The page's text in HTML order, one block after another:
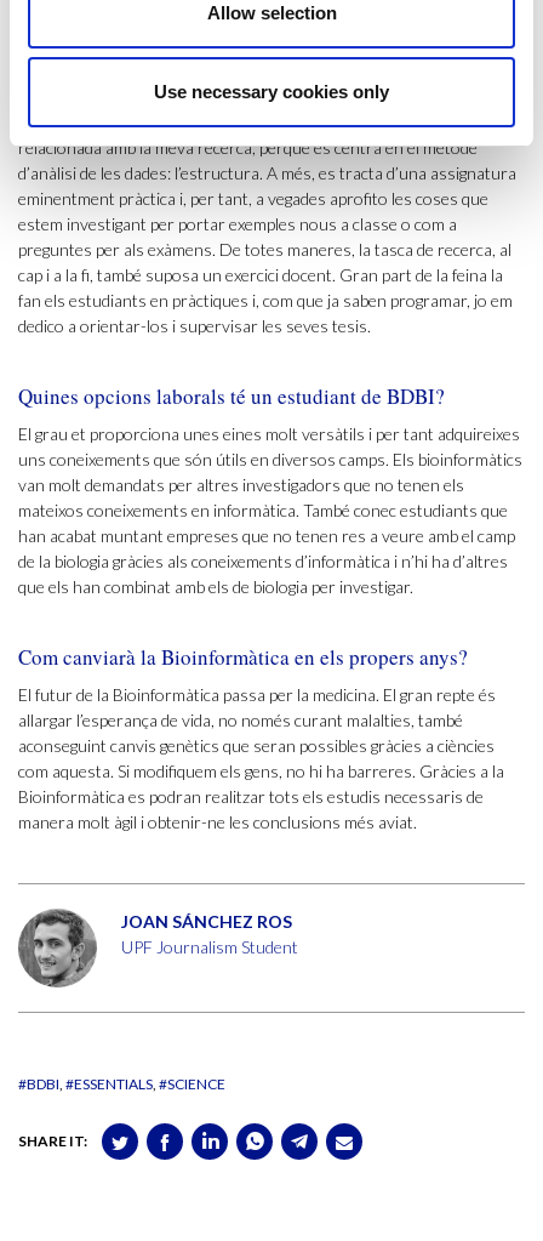
Allow selection
Use necessary cookies only
Com relaciones la recerca amb la docència?
A l’assignatura de Bioinformàtica estructural, una de les coses que
analitzar-les, també fer-ne el model, construir-ne l’estructura i
després interpretar-la. És per això que aquesta assignatura està molt
relacionada amb la meva recerca, perquè es centra en el mètode
d’anàlisi de les dades: l’estructura. A més, es tracta d’una assignatura
eminentment pràctica i, per tant, a vegades aprofito les coses que
estem investigant per portar exemples nous a classe o com a
preguntes per als exàmens. De totes maneres, la tasca de recerca, al
cap i a la fi, també suposa un exercici docent. Gran part de la feina la
fan els estudiants en pràctiques i, com que ja saben programar, jo em
dedico a orientar-los i supervisar les seves tesis.
Quines opcions laborals té un estudiant de BDBI?
El grau et proporciona unes eines molt versàtils i per tant adquireixes
uns coneixements que són útils en diversos camps. Els bioinformàtics
van molt demandats per altres investigadors que no tenen els
mateixos coneixements en informàtica. També conec estudiants que
han acabat muntant empreses que no tenen res a veure amb el camp
de la biologia gràcies als coneixements d’informàtica i n’hi ha d’altres
que els han combinat amb els de biologia per investigar.
Com canviarà la Bioinformàtica en els propers anys?
El futur de la Bioinformàtica passa per la medicina. El gran repte és
allargar l’esperança de vida, no només curant malalties, també
aconseguint canvis genètics que seran possibles gràcies a ciències
com aquesta. Si modifiquem els gens, no hi ha barreres. Gràcies a la
Bioinformàtica es podran realitzar tots els estudis necessaris de
manera molt àgil i obtenir-ne les conclusions més aviat.
JOAN SÁNCHEZ ROS
UPF Journalism Student
#BDBI #ESSENTIALS #SCIENCE
SHARE IT: